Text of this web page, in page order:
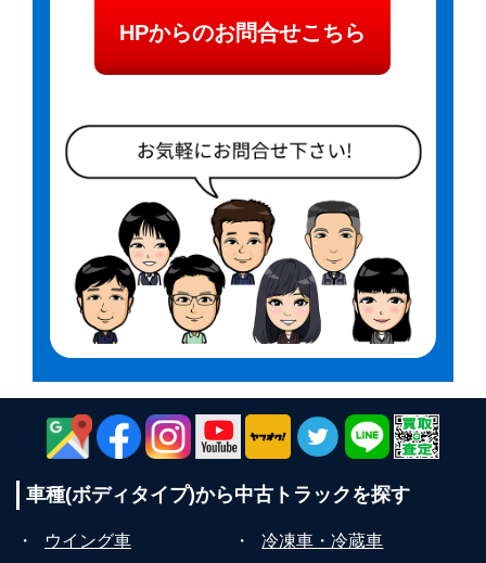
HPからのお問合せこちら
車種(ボディタイプ)から中古トラックを探す
・ ウイング車 ・
冷凍車・冷蔵車